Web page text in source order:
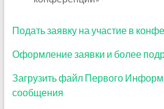
Подать заявку на участие в
Оформление заявки и более
Загрузить файл Первого
сообщения